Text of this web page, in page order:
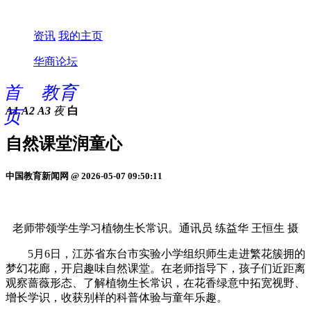
资讯 我的主页
华商论坛
首
页
教育
A1 A2 A3 夜 白
自然课堂润童心
中国教育新闻网 @ 2026-05-07 09:50:11
老师带领学生学习植物生长常识。通讯员 练益华 王恒生 摄
5月6日，江苏省东台市实验小学组织师生走进繁花簇拥的
梦幻花廊，开启趣味自然课堂。在老师指导下，孩子们近距离
观察蔷薇形态、了解植物生长常识，在花香绿意中拓宽视野、
增长学识，收获别样的科普体验与童年乐趣。